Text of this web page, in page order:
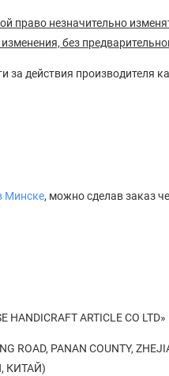
право незначительно
без
за действия производителя
Минске, можно сделав заказ
HANDICRAFT ARTICLE CO LTD»
ROAD, PANAN COUNTY,
КИТАЙ)